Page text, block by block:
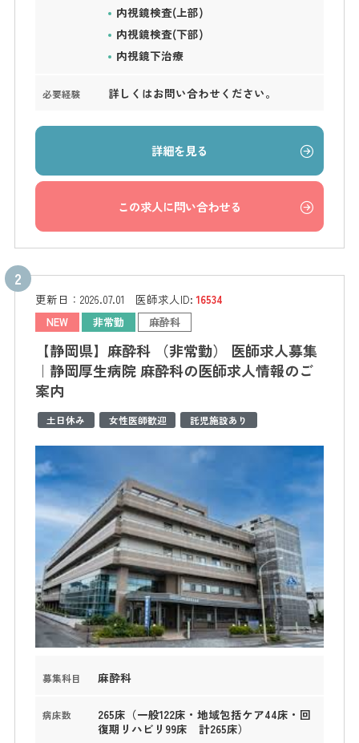
内視鏡検査(上部)
内視鏡検査(下部)
内視鏡下治療
必要経験 詳しくはお問い合わせください。
詳細を見る
この求人に問い合わせる
更新日： 2026.07.01 医師求人ID:16534
NEW 非常勤 麻酔科
【静岡県】麻酔科 （非常勤） 医師求人募集
｜静岡厚生病院 麻酔科の医師求人情報のご
案内
土日休み 女性医師歓迎 託児施設あり
募集科目 麻酔科
病床数
265床（一般122床・地域包括ケア44床・回
復期リハビリ99床 計265床）